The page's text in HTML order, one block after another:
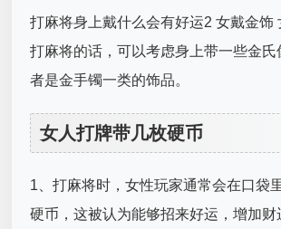
打麻将身上戴什么会有好运2 女戴金饰
打麻将的话，可以考虑身上带一些金氏
者是金手镯一类的饰品。
女人打牌带几枚硬币
1、打麻将时，女性玩家通常会在口袋
硬币，这被认为能够招来好运，增加财